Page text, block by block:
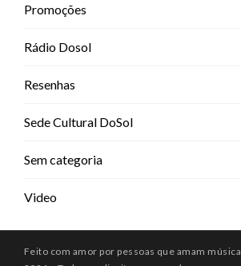
Promoções
Rádio Dosol
Resenhas
Sede Cultural DoSol
Sem categoria
Video
Feito com amor por pessoas que amam música